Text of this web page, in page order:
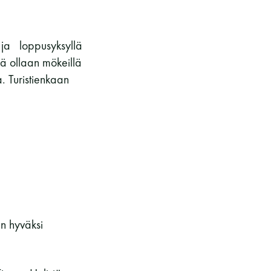
ja loppusyksyllä
ollaan mökeillä
Turistienkaan
hyväksi